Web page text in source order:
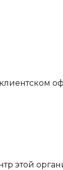
этой